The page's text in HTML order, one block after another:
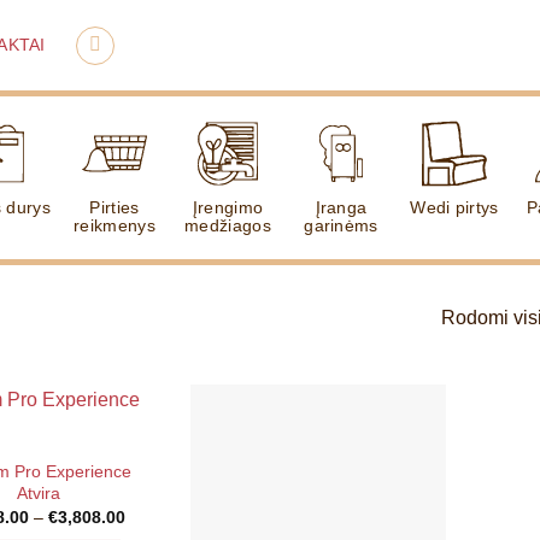
durys
Pirties
reikmenys
Įrengimo
medžiagos
Įranga
garinėms
Wedi pirtys
Rodomi
Pro Experience
Atvira
– €3,808.00Price